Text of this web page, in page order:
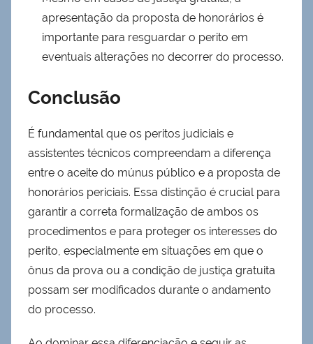
apresentação da proposta de honorários é
importante para resguardar o perito em
eventuais alterações no decorrer do processo.
Conclusão
É fundamental que os peritos judiciais e
assistentes técnicos compreendam a diferença
entre o aceite do múnus público e a proposta de
honorários periciais. Essa distinção é crucial para
garantir a correta formalização de ambos os
procedimentos e para proteger os interesses do
perito, especialmente em situações em que o
ônus da prova ou a condição de justiça gratuita
possam ser modificados durante o andamento
do processo.